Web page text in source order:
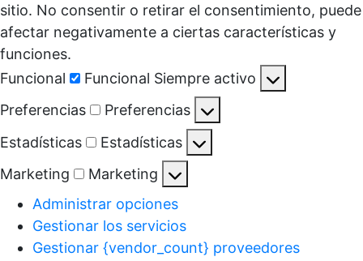
sitio. No consentir o retirar el consentimiento, puede
afectar negativamente a ciertas características y
funciones.
Funcional
Funcional Siempre activo
Preferencias
Preferencias
Estadísticas
Estadísticas
Marketing
Marketing
Administrar opciones
Gestionar los servicios
Gestionar {vendor_count} proveedores